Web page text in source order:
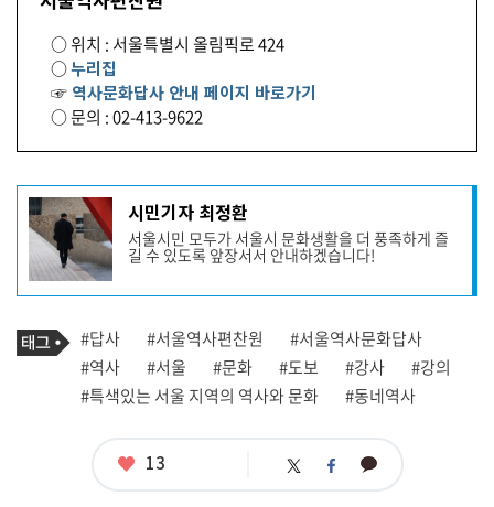
○ 위치 : 서울특별시 올림픽로 424
○누리집
☞ 역사문화답사 안내 페이지 바로가기
○ 문의 : 02-413-9622
기
사
작
성
자
프
필
시민기자 최정환
서울시민 모두가 서울시 문화생활을 더 풍족하게 즐
길 수 있도록 앞장서서 안내하겠습니다!
기
사
관
련
태
태
그
#답사 #서울역사편찬원
#서울역사문화답사
#역사
#서울 #문화 #도보 #강사
#강의
#특색있는 서울 지역의 역사와 문화
#동네역사
좋
13 트 페 카